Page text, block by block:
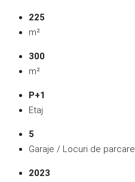
225
m²
300
m²
P+1
Etaj
5
Garaje / Locuri de parcare
2023